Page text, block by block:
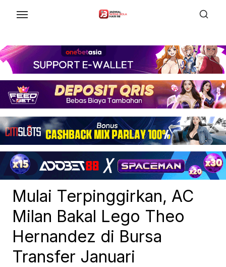
content
Mulai Terpinggirkan, AC
Milan Bakal Lego Theo
Hernandez di Bursa
Transfer Januari